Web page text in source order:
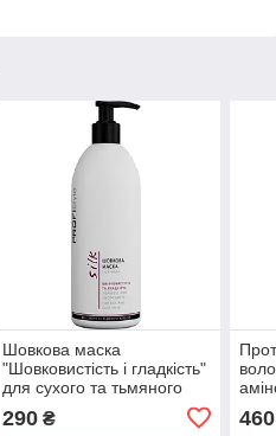
Шовкова маска
"Шовковистість і гладкість"
для сухого та тьмяного
волосся PROFIStyle Silk
500 мл
290₴ 460